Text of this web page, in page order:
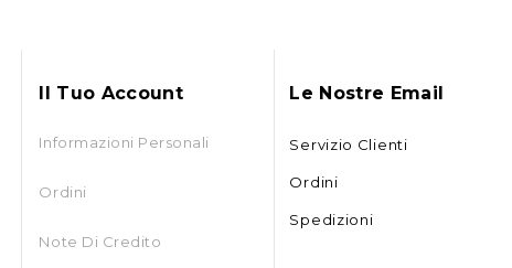
Il Tuo Account
Informazioni Personali
Ordini
Note Di Credito
Le Nostre Email
Servizio Clienti
Ordini
Spedizioni